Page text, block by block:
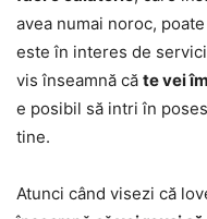
avea numai noroc,
este în interes de
vis înseamnă că te vei
e posibil să intri în
tine.
Atunci când visezi că